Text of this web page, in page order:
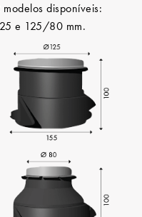
modelos disponíveis:
e 125/80 mm.